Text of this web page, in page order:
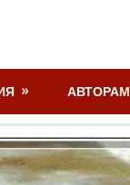
АВТОРАМ